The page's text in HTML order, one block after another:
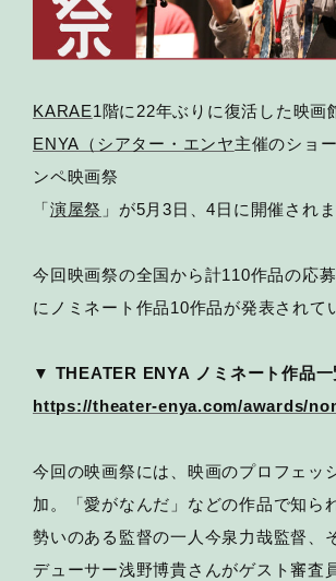
KARAE1階に22年ぶりに復活した映画
ENYA（シアター・エンヤ主催のショ
ンペ映画祭
「演屋祭 」が5月3日、4日に開催されま
今回映画祭の全国から計110作品の応
にノミネート作品10作品が発表されて
▼ THEATER ENYA ノミネート作品
https://theater-enya.com/awards/
今回の映画祭には、映画のプロフェッ
加。「愛がなんだ」などの作品で知ら
勢いのある監督の一人今泉力哉監督、
デューサー浅野博貴さんがゲスト審査